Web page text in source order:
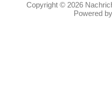
Copyright © 2026
Powered